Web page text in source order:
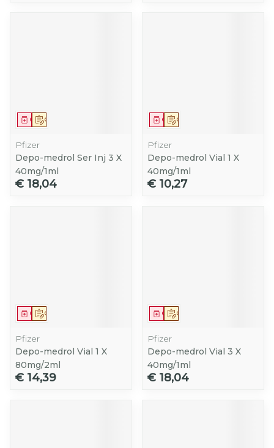
Op voorschrift
Geneesmiddel
Pfizer
Depo-medrol Ser Inj 3 X
40mg/1ml
€ 18,04
Op voorschrift
Geneesmiddel
Pfizer
Depo-medrol Vial 1 X
40mg/1ml
€ 10,27
Op voorschrift
Geneesmiddel
Pfizer
Depo-medrol Vial 1 X
80mg/2ml
€ 14,39
Op voorschrift
Geneesmiddel
Pfizer
Depo-medrol Vial 3 X
40mg/1ml
€ 18,04